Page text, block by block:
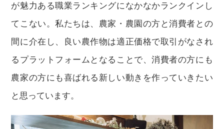
が魅力ある職業ランキングになかなかランクインし
てこない。私たちは、農家・農園の方と消費者との
間に介在し、良い農作物は適正価格で取引がなされ
るプラットフォームとなることで、消費者の方にも
農家の方にも喜ばれる新しい動きを作っていきたい
と思っています。